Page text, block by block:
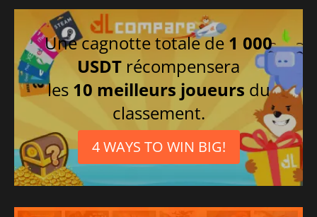
Une cagnotte totale de 1 000
USDT récompensera
les 10 meilleurs joueurs du
classement.
4 WAYS TO WIN BIG!